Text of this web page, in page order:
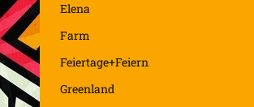
Elena
Farm
Feiertage+Feiern
Greenland